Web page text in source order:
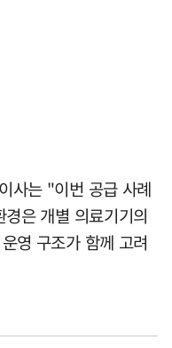
사는 "이번 공급 사례
은 개별 의료기기의
영 구조가 함께 고려